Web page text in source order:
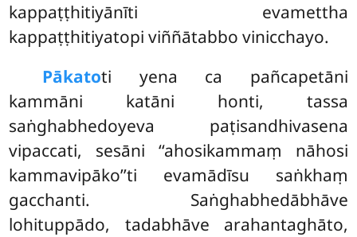
kappaṭṭhitiyānīti evamettha
kappaṭṭhitiyatopi viññātabbo vinicchayo.
Pākatoti yena ca pañcapetāni
kammāni katāni honti, tassa
saṅghabhedoyeva paṭisandhivasena
vipaccati, sesāni ‘‘ahosikammaṃ nāhosi
kammavipāko’’ti evamādīsu saṅkhaṃ
gacchanti. Saṅghabhedābhāve
lohituppādo, tadabhāve arahantaghāto,